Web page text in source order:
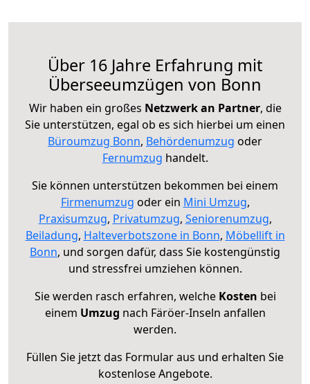
Über 16 Jahre Erfahrung mit
Überseeumzügen von Bonn
Wir haben ein großes Netzwerk an Partner, die
Sie unterstützen, egal ob es sich hierbei um einen
Büroumzug Bonn, Behördenumzug oder
Fernumzug handelt.
Sie können unterstützen bekommen bei einem
Firmenumzug oder ein Mini Umzug,
Praxisumzug, Privatumzug, Seniorenumzug,
Beiladung, Halteverbotszone in Bonn, Möbellift in
Bonn, und sorgen dafür, dass Sie kostengünstig
und stressfrei umziehen können.
Sie werden rasch erfahren, welche Kosten bei
einem Umzug nach Färöer-Inseln anfallen
werden.
Füllen Sie jetzt das Formular aus und erhalten Sie
kostenlose Angebote.